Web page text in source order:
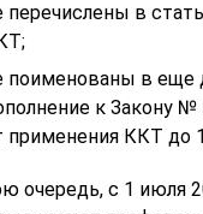
перечислены в
поименованы в
к Закону
применения ККТ до
очередь, с 1 июля